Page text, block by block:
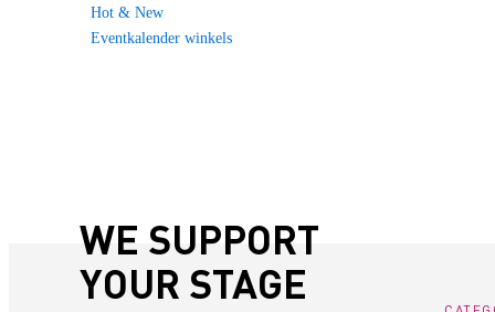
Hot & New
Eventkalender winkels
WE SUPPORT
YOUR STAGE